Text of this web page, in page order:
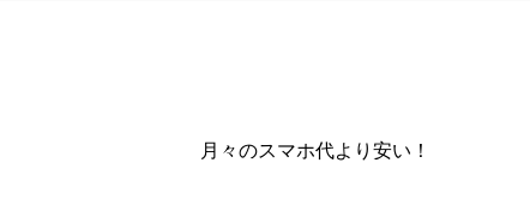
月々のスマホ代より安い ！